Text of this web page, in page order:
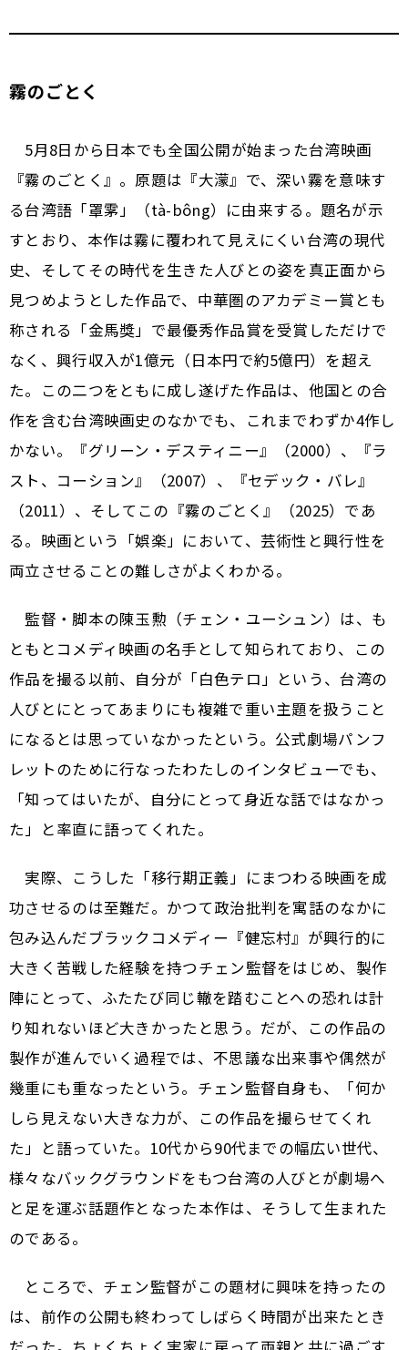
霧のごとく
5月8日から日本でも全国公開が始まった台湾映画
『霧のごとく』。原題は『大濛』で、深い霧を意味す
る台湾語「罩雺」（tà-bông）に由来する。題名が示
すとおり、本作は霧に覆われて見えにくい台湾の現代
史、そしてその時代を生きた人びとの姿を真正面から
見つめようとした作品で、中華圏のアカデミー賞とも
称される「金馬獎」で最優秀作品賞を受賞しただけで
なく、興行収入が1億元（日本円で約5億円）を超え
た。この二つをともに成し遂げた作品は、他国との合
作を含む台湾映画史のなかでも、これまでわずか4作し
かない。『グリーン・デスティニー』（2000）、『ラ
スト、コーション』（2007）、『セデック・バレ』
（2011）、そしてこの『霧のごとく』（2025）であ
る。映画という「娯楽」において、芸術性と興行性を
両立させることの難しさがよくわかる。
監督・脚本の陳玉勲（チェン・ユーシュン）は、も
ともとコメディ映画の名手として知られており、この
作品を撮る以前、自分が「白色テロ」という、台湾の
人びとにとってあまりにも複雑で重い主題を扱うこと
になるとは思っていなかったという。公式劇場パンフ
レットのために行なったわたしのインタビューでも、
「知ってはいたが、自分にとって身近な話ではなかっ
た」と率直に語ってくれた。
実際、こうした「移行期正義」にまつわる映画を成
功させるのは至難だ。かつて政治批判を寓話のなかに
包み込んだブラックコメディー『健忘村』が興行的に
大きく苦戦した経験を持つチェン監督をはじめ、製作
陣にとって、ふたたび同じ轍を踏むことへの恐れは計
り知れないほど大きかったと思う。だが、この作品の
製作が進んでいく過程では、不思議な出来事や偶然が
幾重にも重なったという。チェン監督自身も、「何か
しら見えない大きな力が、この作品を撮らせてくれ
た」と語っていた。10代から90代までの幅広い世代、
様々なバックグラウンドをもつ台湾の人びとが劇場へ
と足を運ぶ話題作となった本作は、そうして生まれた
のである。
ところで、チェン監督がこの題材に興味を持ったの
は、前作の公開も終わってしばらく時間が出来たとき